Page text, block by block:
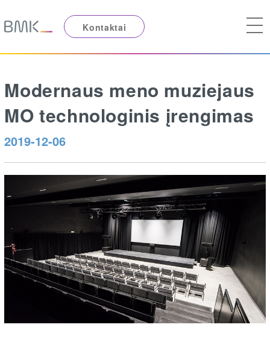
Kontaktai
Modernaus meno muziejaus
MO technologinis įrengimas
2019-12-06